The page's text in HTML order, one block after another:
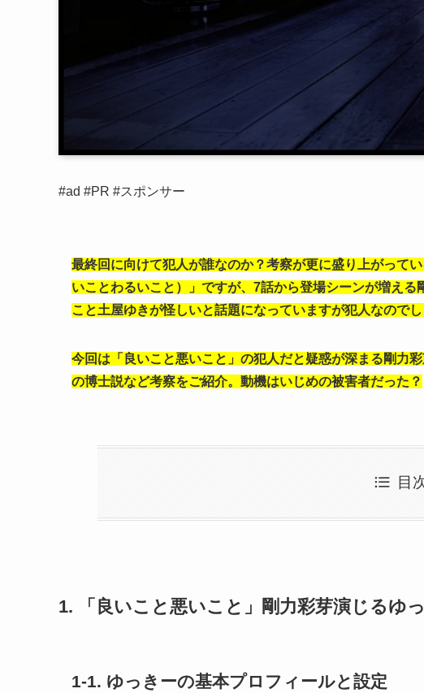
#ad #PR #スポンサー
最終回に向けて犯人が誰なのか？考察が更に盛り上がって
いことわるいこと）」ですが、7話から登場シーンが増える
こと土屋ゆきが怪しいと話題になっていますが犯人なのでし
今回は「良いこと悪いこと」の犯人だと疑惑が深まる剛力
の博士説など考察をご紹介。動機はいじめの被害者だった？
目
1. 「良いこと悪いこと」剛力彩芽演じるゆ
1-1. ゆっきーの基本プロフィールと設定